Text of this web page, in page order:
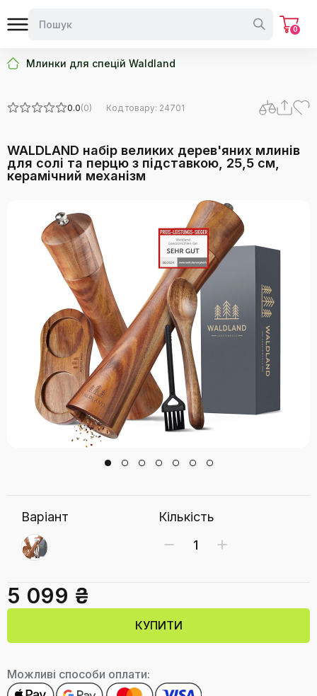
0
Млинки для спецій Waldland
0.0(0) Код товару: 24701
WALDLAND набір великих дерев'яних млинів
для солі та перцю з підставкою, 25,5 см,
керамічний механізм
Варіант Кількість
5 099 ₴
КУПИТИ
Можливі способи оплати: